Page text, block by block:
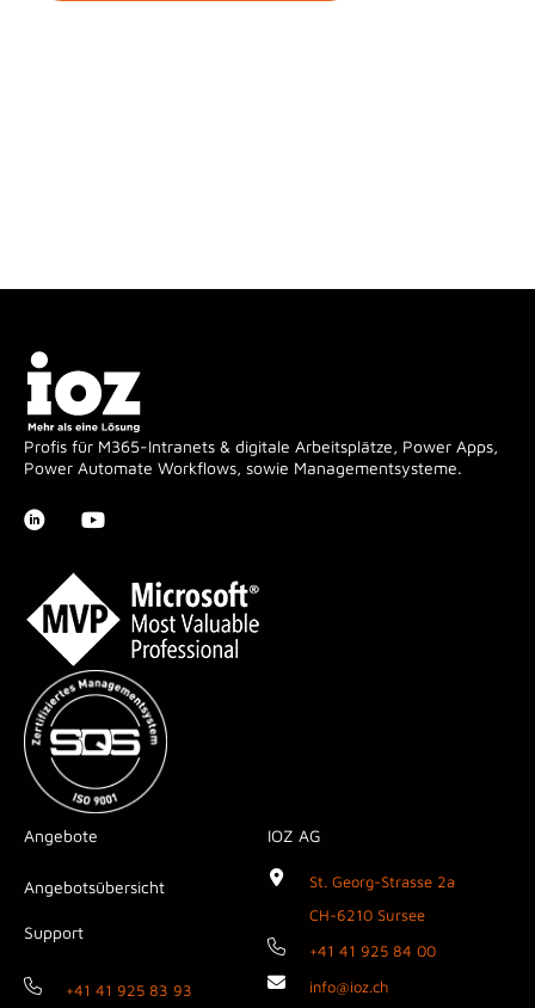
Profis für M365-Intranets & digitale Arbeitsplätze, Power Apps,
Power Automate Workflows, sowie Managementsysteme.
Angebote
Angebotsübersicht
Support
+41 41 925 83 93
IOZ AG
St. Georg-Strasse 2a
CH-6210 Sursee
+41 41 925 84 00
info@ioz.ch